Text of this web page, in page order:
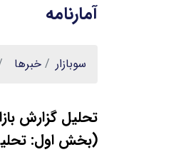
آمارنامه
سوبازار خبر‌ها
(بخش اول: